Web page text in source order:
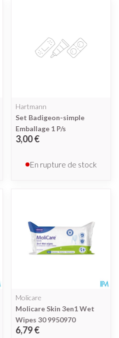
Hartmann
Set Badigeon-simple
Emballage 1 P/s
3,00 €
En rupture de stock
Molicare
Molicare Skin 3en1 Wet
Wipes 30 9950970
6,79 €